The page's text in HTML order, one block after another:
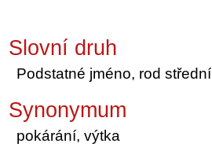
Slovní druh
Podstatné jméno, rod střední
Synonymum
pokárání, výtka